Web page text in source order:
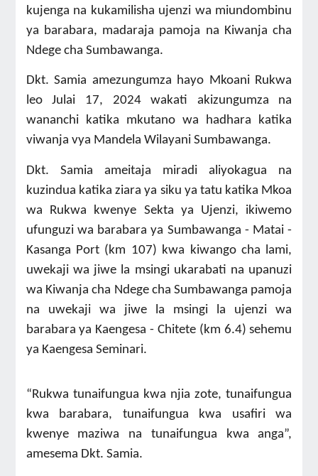
kujenga na kukamilisha ujenzi wa miundombinu
ya barabara, madaraja pamoja na Kiwanja cha
Ndege cha Sumbawanga.
Dkt. Samia amezungumza hayo Mkoani Rukwa
leo Julai 17, 2024 wakati akizungumza na
wananchi katika mkutano wa hadhara katika
viwanja vya Mandela Wilayani Sumbawanga.
Dkt. Samia ameitaja miradi aliyokagua na
kuzindua katika ziara ya siku ya tatu katika Mkoa
wa Rukwa kwenye Sekta ya Ujenzi, ikiwemo
ufunguzi wa barabara ya Sumbawanga - Matai -
Kasanga Port (km 107) kwa kiwango cha lami,
uwekaji wa jiwe la msingi ukarabati na upanuzi
wa Kiwanja cha Ndege cha Sumbawanga pamoja
na uwekaji wa jiwe la msingi la ujenzi wa
barabara ya Kaengesa - Chitete (km 6.4) sehemu
ya Kaengesa Seminari.
“Rukwa tunaifungua kwa njia zote, tunaifungua
kwa barabara, tunaifungua kwa usafiri wa
kwenye maziwa na tunaifungua kwa anga”,
amesema Dkt. Samia.